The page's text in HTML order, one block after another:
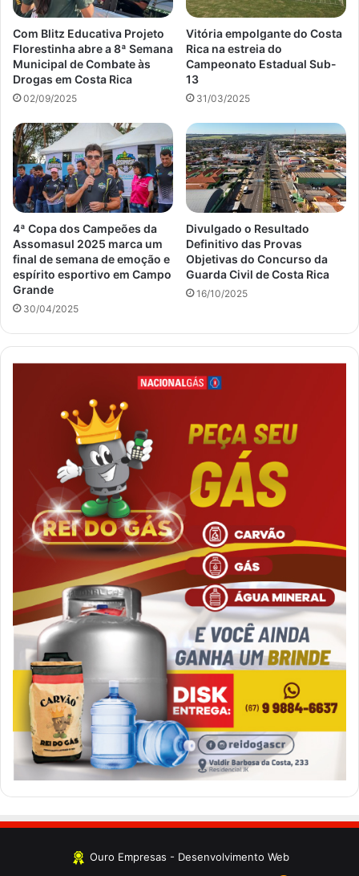
Com Blitz Educativa Projeto
Florestinha abre a 8ª Semana
Municipal de Combate às
Drogas em Costa Rica
02/09/2025
Vitória empolgante do Costa
Rica na estreia do
Campeonato Estadual Sub-
13
31/03/2025
4ª Copa dos Campeões da
Assomasul 2025 marca um
final de semana de emoção e
espírito esportivo em Campo
Grande
30/04/2025
Divulgado o Resultado
Definitivo das Provas
Objetivas do Concurso da
Guarda Civil de Costa Rica
16/10/2025
Ouro Empresas - Desenvolvimento Web